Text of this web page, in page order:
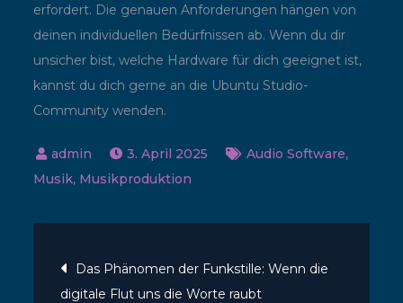
erfordert. Die genauen Anforderungen hängen von
deinen individuellen Bedürfnissen ab. Wenn du dir
unsicher bist, welche Hardware für dich geeignet ist,
kannst du dich gerne an die Ubuntu Studio-
Community wenden.
3. April 2025 Audio Software,
Musik, Musikproduktion
Das Phänomen der Funkstille: Wenn die
digitale Flut uns die Worte raubt